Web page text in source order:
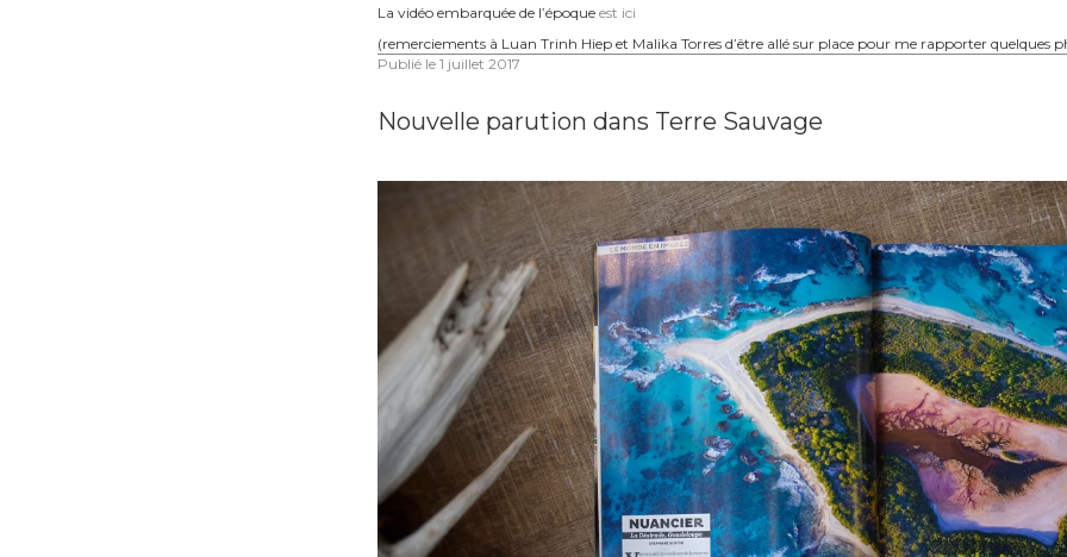
La vidéo embarquée de l’époqueest ici
(remerciements à Luan Trinh Hiep et Malika Torres d’être allé sur place pour me rapporter quelques
Publié le1 juillet 2017
Nouvelle parution dans Terre Sauvage